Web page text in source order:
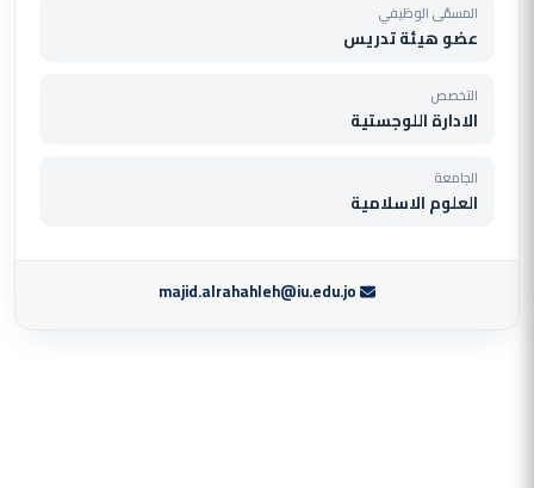
المسمّى الوظيفي
عضو هيئة تدريس
التخصص
الادارة اللوجستية
الجامعة
العلوم الاسلامية